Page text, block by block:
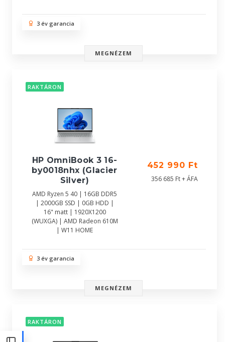
3 év garancia
MEGNÉZEM
RAKTÁRON
HP OmniBook 3 16-
by0018nhx (Glacier
Silver)
AMD Ryzen 5 40 | 16GB DDR5
| 2000GB SSD | 0GB HDD |
16" matt | 1920X1200
(WUXGA) | AMD Radeon 610M
| W11 HOME
452 990 Ft
356 685 Ft + ÁFA
3 év garancia
MEGNÉZEM
RAKTÁRON